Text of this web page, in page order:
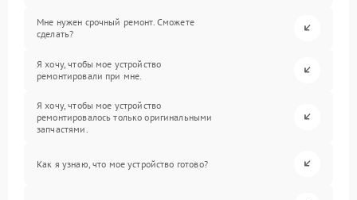
Мне нужен срочный ремонт. Сможете
сделать?
Я хочу, чтобы мое устройство
ремонтировали при мне.
Я хочу, чтобы мое устройство
ремонтировалось только оригинальными
запчастями.
Как я узнаю, что мое устройство готово?